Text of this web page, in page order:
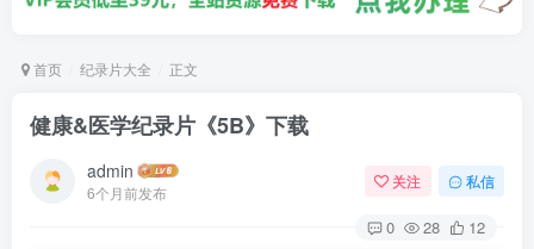
首页 纪录片大全 正文
健康&医学纪录片《5B》下载
admin
6个月前发布
关注 私信
0 28 12